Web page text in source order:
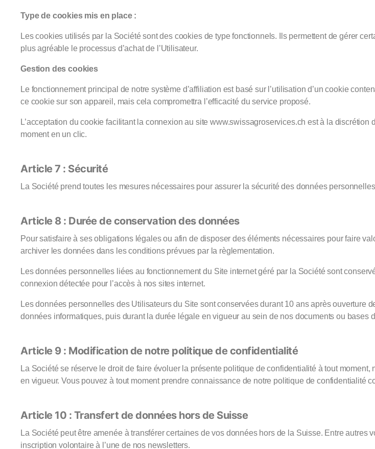
Type de cookies mis en place :
Les cookies utilisés par la Société sont des cookies de type fonctionnels. Ils permettent de gérer
plus agréable le processus d’achat de l’Utilisateur.
Gestion des cookies
Le fonctionnement principal de notre système d’affiliation est basé sur l’utilisation d’un cookie
ce cookie sur son appareil, mais cela compromettra l’efficacité du service proposé.
L’acceptation du cookie facilitant la connexion au site www.swissagroservices.ch est à la
moment en un clic.
Article 7 : Sécurité
La Société prend toutes les mesures nécessaires pour assurer la sécurité des données
Article 8 : Durée de conservation des données
Pour satisfaire à ses obligations légales ou afin de disposer des éléments nécessaires pour faire
archiver les données dans les conditions prévues par la règlementation.
Les données personnelles liées au fonctionnement du Site internet géré par la Société sont
connexion détectée pour l’accès à nos sites internet.
Les données personnelles des Utilisateurs du Site sont conservées durant 10 ans après ouverture
données informatiques, puis durant la durée légale en vigueur au sein de nos documents ou bases
Article 9 : Modification de notre politique de confidentialité
La Société se réserve le droit de faire évoluer la présente politique de confidentialité à tout
en vigueur. Vous pouvez à tout moment prendre connaissance de notre politique de confidentialité
Article 10 : Transfert de données hors de Suisse
La Société peut être amenée à transférer certaines de vos données hors de la Suisse. Entre autres
inscription volontaire à l’une de nos newsletters.